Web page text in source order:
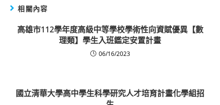
相關內容
高雄市112學年度高級中等學校學術性向資賦優異【數
理類】學生入班鑑定安置計畫
06/16/2023
國立清華大學高中學生科學研究人才培育計畫化學組招